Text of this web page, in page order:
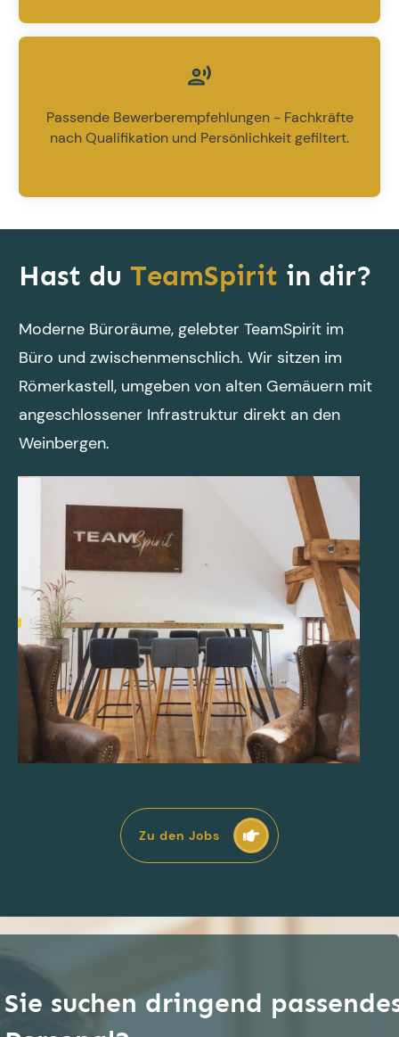
Passende Bewerberempfehlungen - Fachkräfte
nach Qualifikation und Persönlichkeit gefiltert.
Hast du TeamSpirit in dir?
Moderne Büroräume, gelebter TeamSpirit im
Büro und zwischenmenschlich. Wir sitzen im
Römerkastell, umgeben von alten Gemäuern mit
angeschlossener Infrastruktur direkt an den
Weinbergen.
Zu den Jobs
Sie suchen dringend